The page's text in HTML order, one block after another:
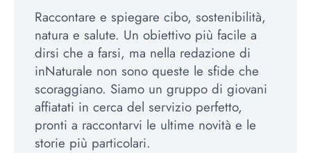
Raccontare e spiegare cibo, sostenibilità,
natura e salute. Un obiettivo più facile a
dirsi che a farsi, ma nella redazione di
inNaturale non sono queste le sfide che
scoraggiano. Siamo un gruppo di giovani
affiatati in cerca del servizio perfetto,
pronti a raccontarvi le ultime novità e le
storie più particolari.